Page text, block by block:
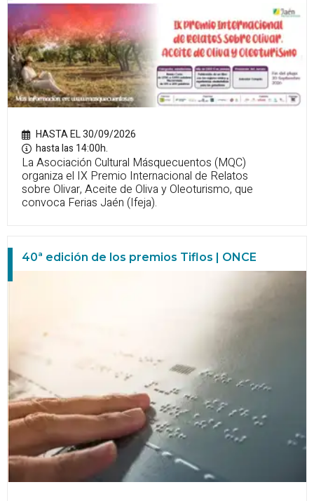
HASTA EL 30/09/2026
hasta las 14:00h.
La Asociación Cultural Másquecuentos (MQC)
organiza el IX Premio Internacional de Relatos
sobre Olivar, Aceite de Oliva y Oleoturismo, que
convoca Ferias Jaén (Ifeja).
40ª edición de los premios Tiflos | ONCE